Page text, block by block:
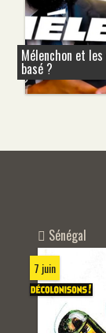
Mélenchon et
basé ?
Sénégal
7 juin